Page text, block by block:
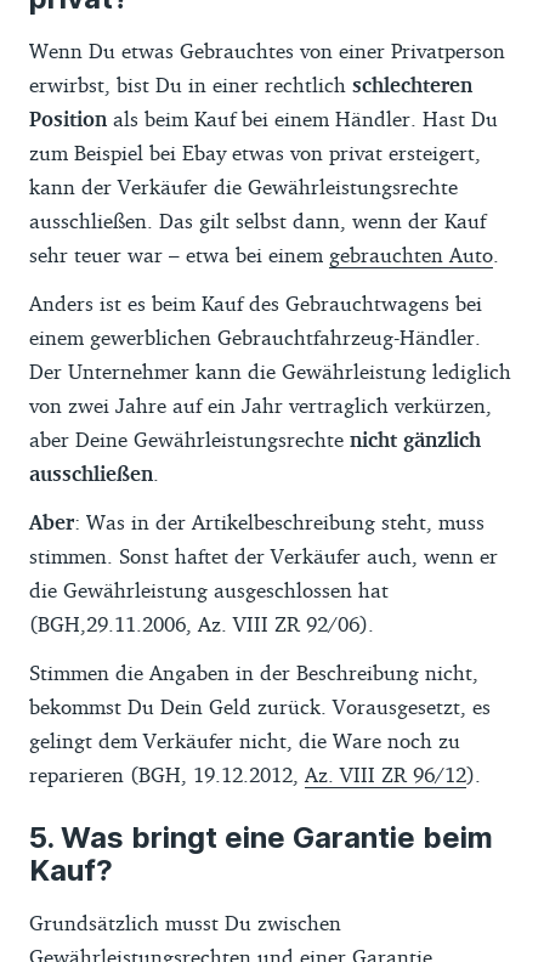
Wenn Du etwas Gebrauchtes von einer Privatperson
erwirbst, bist Du in einer rechtlich schlechteren
Position als beim Kauf bei einem Händler. Hast Du
zum Beispiel bei Ebay etwas von privat ersteigert,
kann der Verkäufer die Gewährleistungsrechte
ausschließen. Das gilt selbst dann, wenn der Kauf
sehr teuer war – etwa bei einem gebrauchten Auto
Anders ist es beim Kauf des Gebrauchtwagens bei
einem gewerblichen Gebrauchtfahrzeug-Händler.
Der Unternehmer kann die Gewährleistung lediglich
von zwei Jahre auf ein Jahr vertraglich verkürzen,
aber Deine Gewährleistungsrechte nicht gänzlich
ausschließen
Aber: Was in der Artikelbeschreibung steht, muss
stimmen. Sonst haftet der Verkäufer auch, wenn er
die Gewährleistung ausgeschlossen hat
(BGH, 29.11.2006, Az. VIII ZR 92/06).
Stimmen die Angaben in der Beschreibung nicht,
bekommst Du Dein Geld zurück. Vorausgesetzt, es
gelingt dem Verkäufer nicht, die Ware noch zu
reparieren (BGH, 19.12.2012, Az. VIII ZR 96/12).
Was bringt eine Garantie beim
Kauf?
Grundsätzlich musst Du zwischen
Gewährleistungsrechten und einer Garantie